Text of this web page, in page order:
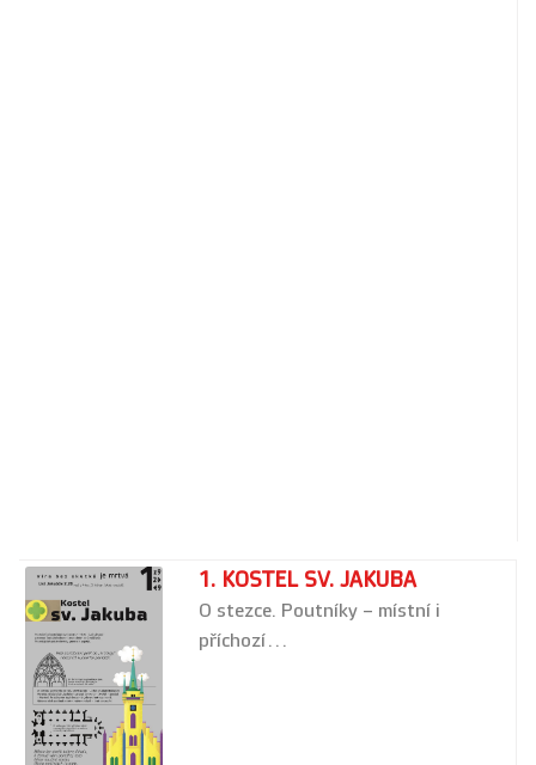
1. KOSTEL SV. JAKUBA
O stezce. Poutníky – místní i
příchozí…